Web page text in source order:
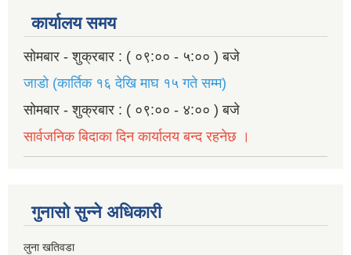
कार्यालय समय
सोमबार - शुक्रबार : ( ०९:०० - ५:०० ) बजे
जाडो (कार्तिक १६ देखि माघ १५ गते सम्म)
सोमबार - शुक्रबार : ( ०९:०० - ४:०० ) बजे
सार्वजनिक बिदाका दिन कार्यालय बन्द रहनेछ ।
गुनासो सुन्ने अधिकारी
लुना खतिवडा